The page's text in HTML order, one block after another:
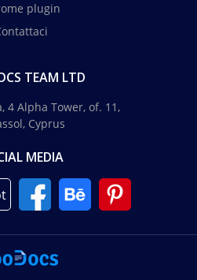
plugin
TEAM LTD
4 Alpha Tower, of. 11,
Cyprus
MEDIA